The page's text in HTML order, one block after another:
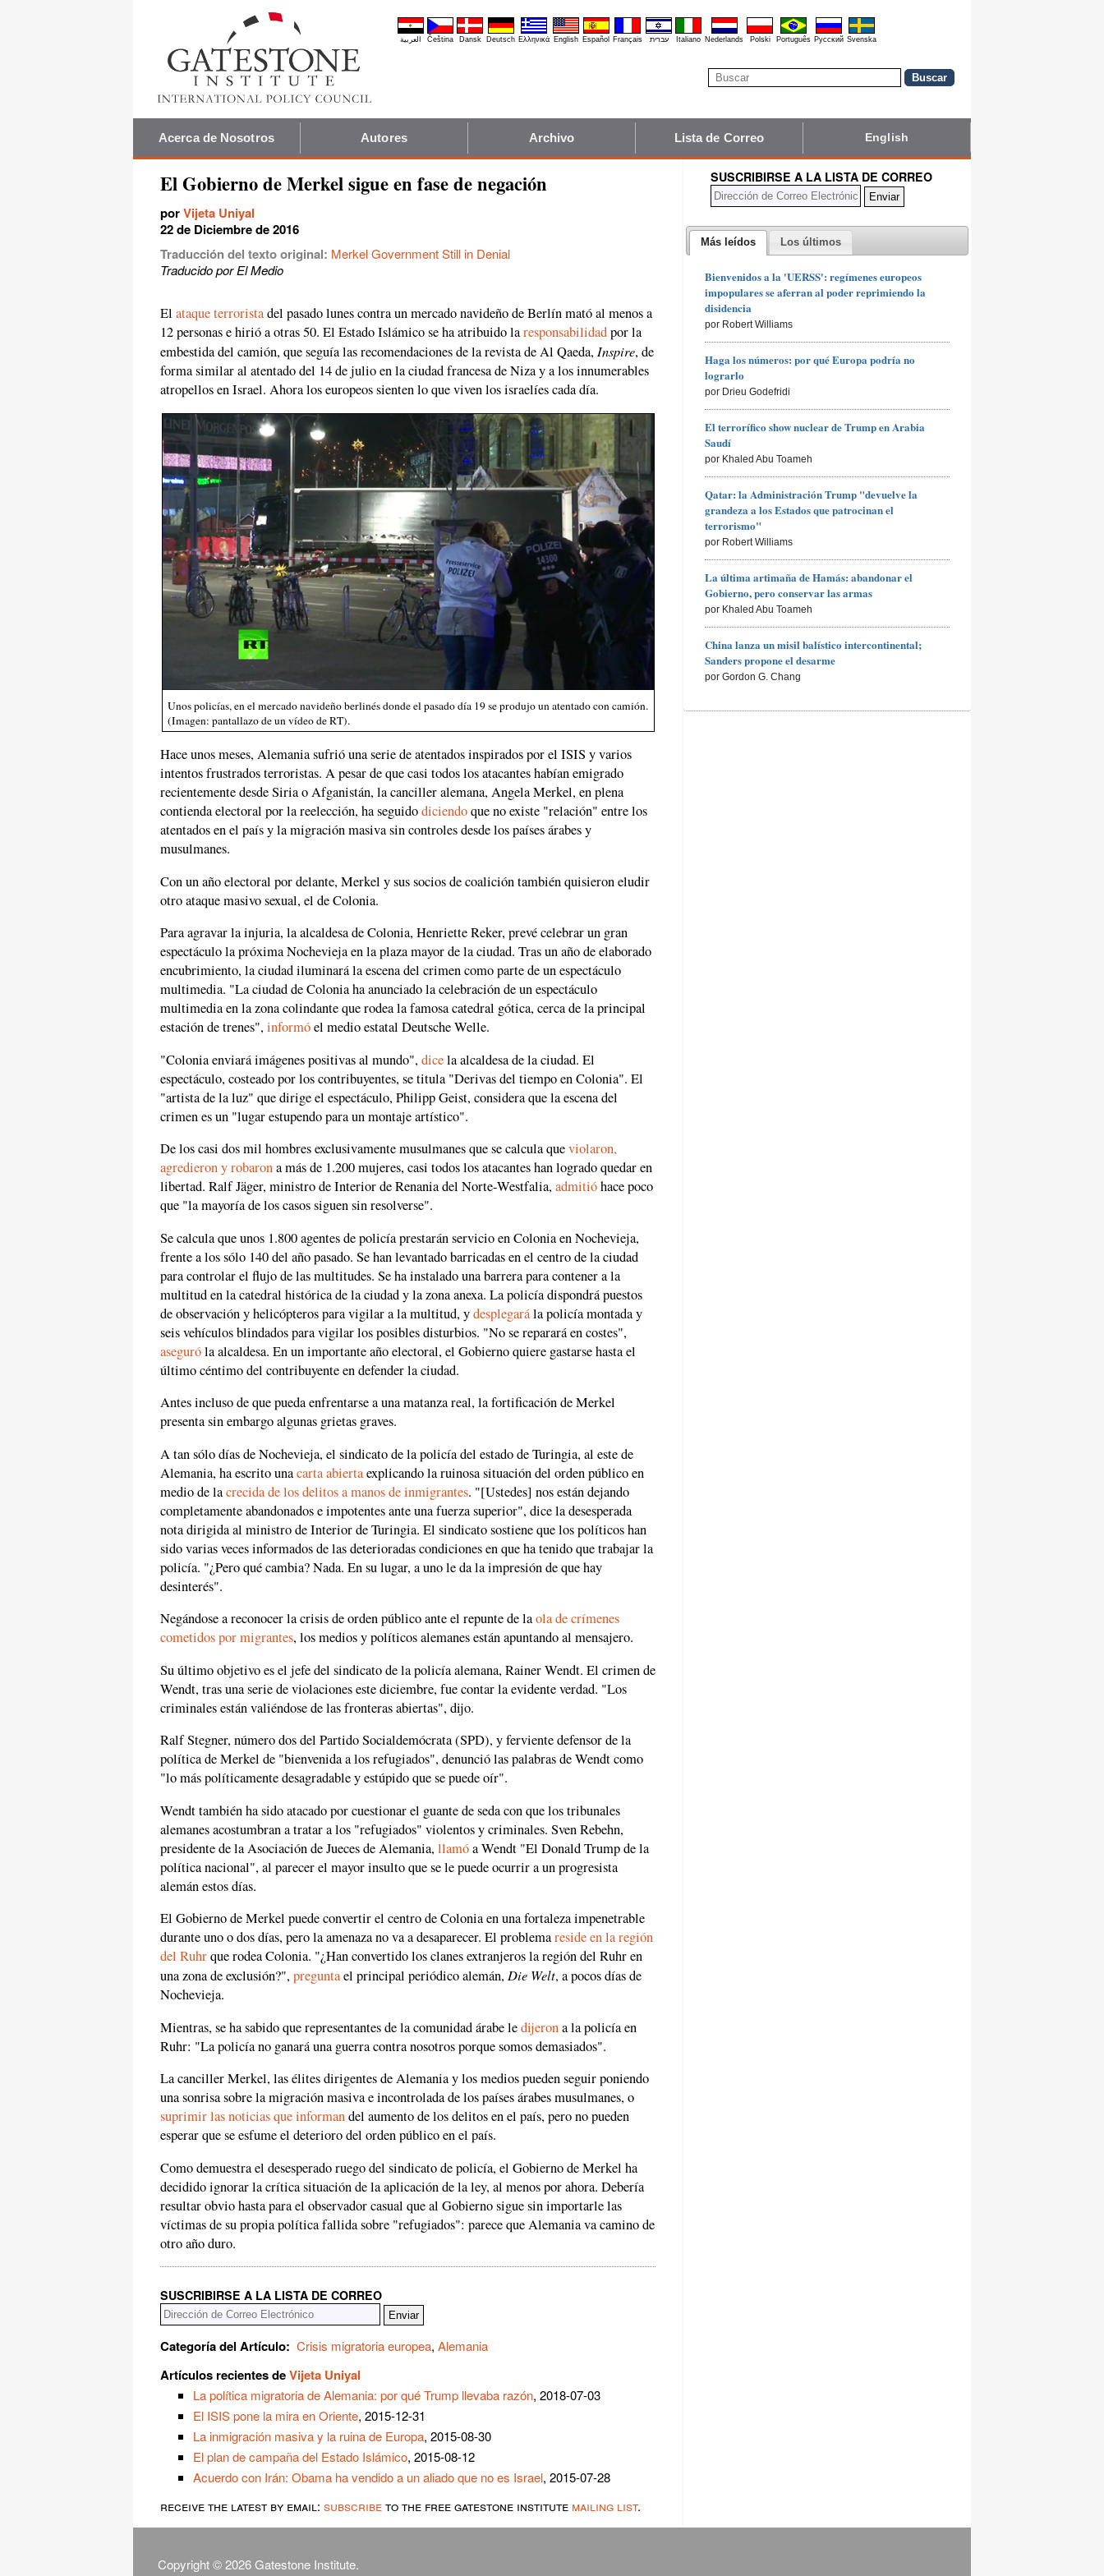
العربية Čeština Dansk Deutsch Ελληνικά English Español Français עברית Italiano Nederlands Polski Português Pyccĸий Svenska
Acerca de Nosotros Autores Archivo Lista de Correo English
El Gobierno de Merkel sigue en fase de negación
porVijeta Uniyal
22 de Diciembre de 2016
Traducción del texto original: Merkel Government Still in Denial
Traducido por El Medio
El ataque terroristadel pasado lunes contra un mercado navideño de Berlín mató al menos a
12 personas e hirió a otras 50. El Estado Islámico se ha atribuido laresponsabilidadpor la
embestida del camión, que seguía las recomendaciones de la revista de Al Qaeda, Inspire, de
forma similar al atentado del 14 de julio en la ciudad francesa de Niza y a los innumerables
atropellos en Israel. Ahora los europeos sienten lo que viven los israelíes cada día.
Unos policías, en el mercado navideño berlinés donde el pasado día 19 se produjo un atentado con camión.
(Imagen: pantallazo de un vídeo de RT).
Hace unos meses, Alemania sufrió una serie de atentados inspirados por el ISIS y varios
intentos frustrados terroristas. A pesar de que casi todos los atacantes habían emigrado
recientemente desde Siria o Afganistán, la canciller alemana, Angela Merkel, en plena
contienda electoral por la reelección, ha seguidodiciendoque no existe "relación" entre los
atentados en el país y la migración masiva sin controles desde los países árabes y
musulmanes.
Con un año electoral por delante, Merkel y sus socios de coalición también quisieron eludir
otro ataque masivo sexual, el de Colonia.
Para agravar la injuria, la alcaldesa de Colonia, Henriette Reker, prevé celebrar un gran
espectáculo la próxima Nochevieja en la plaza mayor de la ciudad. Tras un año de elaborado
encubrimiento, la ciudad iluminará la escena del crimen como parte de un espectáculo
multimedia. "La ciudad de Colonia ha anunciado la celebración de un espectáculo
multimedia en la zona colindante que rodea la famosa catedral gótica, cerca de la principal
estación de trenes",informóel medio estatal Deutsche Welle.
"Colonia enviará imágenes positivas al mundo",dicela alcaldesa de la ciudad. El
espectáculo, costeado por los contribuyentes, se titula "Derivas del tiempo en Colonia". El
"artista de la luz" que dirige el espectáculo, Philipp Geist, considera que la escena del
crimen es un "lugar estupendo para un montaje artístico".
De los casi dos mil hombres exclusivamente musulmanes que se calcula queviolaron,
agredieron y robarona más de 1.200 mujeres, casi todos los atacantes han logrado quedar en
libertad. Ralf Jäger, ministro de Interior de Renania del Norte-Westfalia,admitióhace poco
que "la mayoría de los casos siguen sin resolverse".
Se calcula que unos 1.800 agentes de policía prestarán servicio en Colonia en Nochevieja,
frente a los sólo 140 del año pasado. Se han levantado barricadas en el centro de la ciudad
para controlar el flujo de las multitudes. Se ha instalado una barrera para contener a la
multitud en la catedral histórica de la ciudad y la zona anexa. La policía dispondrá puestos
de observación y helicópteros para vigilar a la multitud, ydesplegarála policía montada y
seis vehículos blindados para vigilar los posibles disturbios. "No se reparará en costes",
aseguróla alcaldesa. En un importante año electoral, el Gobierno quiere gastarse hasta el
último céntimo del contribuyente en defender la ciudad.
Antes incluso de que pueda enfrentarse a una matanza real, la fortificación de Merkel
presenta sin embargo algunas grietas graves.
A tan sólo días de Nochevieja, el sindicato de la policía del estado de Turingia, al este de
Alemania, ha escrito unacarta abiertaexplicando la ruinosa situación del orden público en
medio de lacrecida de los delitos a manos de inmigrantes. "[Ustedes] nos están dejando
completamente abandonados e impotentes ante una fuerza superior", dice la desesperada
nota dirigida al ministro de Interior de Turingia. El sindicato sostiene que los políticos han
sido varias veces informados de las deterioradas condiciones en que ha tenido que trabajar la
policía. "¿Pero qué cambia? Nada. En su lugar, a uno le da la impresión de que hay
desinterés".
Negándose a reconocer la crisis de orden público ante el repunte de laola de crímenes
cometidos por migrantes, los medios y políticos alemanes están apuntando al mensajero.
Su último objetivo es el jefe del sindicato de la policía alemana, Rainer Wendt. El crimen de
Wendt, tras una serie de violaciones este diciembre, fue contar la evidente verdad. "Los
criminales están valiéndose de las fronteras abiertas", dijo.
Ralf Stegner, número dos del Partido Socialdemócrata (SPD), y ferviente defensor de la
política de Merkel de "bienvenida a los refugiados", denunció las palabras de Wendt como
"lo más políticamente desagradable y estúpido que se puede oír".
Wendt también ha sido atacado por cuestionar el guante de seda con que los tribunales
alemanes acostumbran a tratar a los "refugiados" violentos y criminales. Sven Rebehn,
presidente de la Asociación de Jueces de Alemania,llamóa Wendt "El Donald Trump de la
política nacional", al parecer el mayor insulto que se le puede ocurrir a un progresista
alemán estos días.
El Gobierno de Merkel puede convertir el centro de Colonia en una fortaleza impenetrable
durante uno o dos días, pero la amenaza no va a desaparecer. El problemareside en la región
del Ruhrque rodea Colonia. "¿Han convertido los clanes extranjeros la región del Ruhr en
una zona de exclusión?",preguntael principal periódico alemán, Die Welt, a pocos días de
Nochevieja.
Mientras, se ha sabido que representantes de la comunidad árabe ledijerona la policía en
Ruhr: "La policía no ganará una guerra contra nosotros porque somos demasiados".
La canciller Merkel, las élites dirigentes de Alemania y los medios pueden seguir poniendo
una sonrisa sobre la migración masiva e incontrolada de los países árabes musulmanes, o
suprimir las noticias que informandel aumento de los delitos en el país, pero no pueden
esperar que se esfume el deterioro del orden público en el país.
Como demuestra el desesperado ruego del sindicato de policía, el Gobierno de Merkel ha
decidido ignorar la crítica situación de la aplicación de la ley, al menos por ahora. Debería
resultar obvio hasta para el observador casual que al Gobierno sigue sin importarle las
víctimas de su propia política fallida sobre "refugiados": parece que Alemania va camino de
otro año duro.
SUSCRIBIRSE A LA LISTA DE CORREO
Categoría del Artículo: Crisis migratoria europea, Alemania
Artículos recientes deVijeta Uniyal
La política migratoria de Alemania: por qué Trump llevaba razón, 2018-07-03
El ISIS pone la mira en Oriente, 2015-12-31
La inmigración masiva y la ruina de Europa, 2015-08-30
El plan de campaña del Estado Islámico, 2015-08-12
Acuerdo con Irán: Obama ha vendido a un aliado que no es Israel, 2015-07-28
receive the latest by email: subscribeto the free gatestone institute mailing list.
SUSCRIBIRSE A LA LISTA DE CORREO
Más leídos Los últimos
Bienvenidos a la 'UERSS': regímenes europeos
impopulares se aferran al poder reprimiendo la
disidencia
por Robert Williams
Haga los números: por qué Europa podría no
lograrlo
por Drieu Godefridi
El terrorífico show nuclear de Trump en Arabia
Saudí
por Khaled Abu Toameh
Qatar: la Administración Trump "devuelve la
grandeza a los Estados que patrocinan el
terrorismo"
por Robert Williams
La última artimaña de Hamás: abandonar el
Gobierno, pero conservar las armas
por Khaled Abu Toameh
China lanza un misil balístico intercontinental;
Sanders propone el desarme
por Gordon G. Chang
Copyright © 2026 Gatestone Institute.